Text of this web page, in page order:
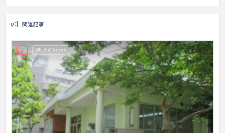
関連記事
952 Views